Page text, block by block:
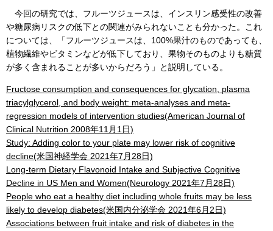
今回の研究では、フルーツジュースは、インスリン感受性の改善
や糖尿病リスクの低下との関連がみられないことも分かった。これ
については、「フルーツジュースは、100%果汁のものであっても、
植物繊維やビタミンなどが低下しており、果物そのものよりも糖質
が多く含まれることが多いからだろう」と説明している。
Fructose consumption and consequences for glycation, plasma
triacylglycerol, and body weight: meta-analyses and meta-
regression models of intervention studies(American Journal of
Clinical Nutrition 2008年11月1日)
Study: Adding color to your plate may lower risk of cognitive
decline(米国神経学会 2021年7月28日)
Long-term Dietary Flavonoid Intake and Subjective Cognitive
Decline in US Men and Women(Neurology 2021年7月28日)
People who eat a healthy diet including whole fruits may be less
likely to develop diabetes(米国内分泌学会 2021年6月2日)
Associations between fruit intake and risk of diabetes in the